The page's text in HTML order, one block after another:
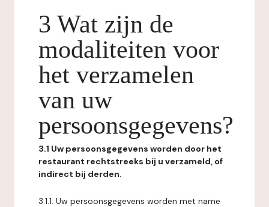
3 Wat zijn de
modaliteiten voor
het verzamelen
van uw
persoonsgegevens?
3.1 Uw persoonsgegevens worden door het
restaurant rechtstreeks bij u verzameld, of
indirect bij derden.
3.1.1. Uw persoonsgegevens worden met name